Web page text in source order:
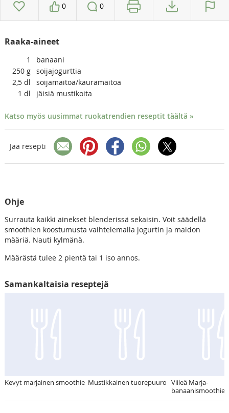
0 0
Raaka-aineet
1
banaani
250 g soijajogurttia
2,5 dl
soijamaitoa/kauramaitoa
1 dl jäisiä mustikoita
Katso myös uusimmat ruokatrendien reseptit täältä »
Jaa resepti
Ohje
Surrauta kaikki ainekset blenderissä sekaisin. Voit säädellä
smoothien koostumusta vaihtelemalla jogurtin ja maidon
määriä. Nauti kylmänä.
Määrästä tulee 2 pientä tai 1 iso annos.
Samankaltaisia reseptejä
Kevyt marjainen smoothie Mustikkainen tuorepuuro Viileä Marja-
banaanismoothie